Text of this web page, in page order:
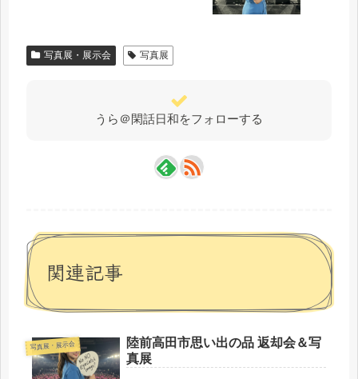
写真展・展示会 写真展
うら＠閑話日和をフォローする
関連記事
写真展・展示会
陸前高田市思い出の品 返却会＆写
真展